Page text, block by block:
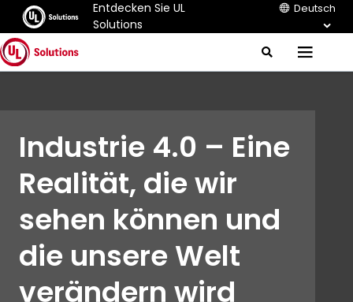
Entdecken Sie UL
Solutions
Deutsch
J
u
S
M
e
Industrie 4.0 – Eine
Realität, die wir
sehen können und
die unsere Welt
verändern wird